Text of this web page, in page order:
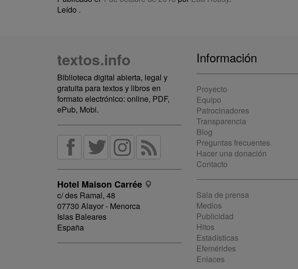
Leído .
textos.info
Biblioteca digital abierta, legal y
gratuita para textos y libros en
formato electrónico: online, PDF,
ePub, Mobi.
Hotel Maison Carrée
c/ des Ramal, 48
07730 Alayor - Menorca
Islas Baleares
España
Información
Proyecto
Equipo
Patrocinadores
Transparencia
Blog
Preguntas frecuentes
Hacer una donación
Contacto
Sala de prensa
Medios
Publicidad
Hitos
Estadísticas
Efemérides
Enlaces